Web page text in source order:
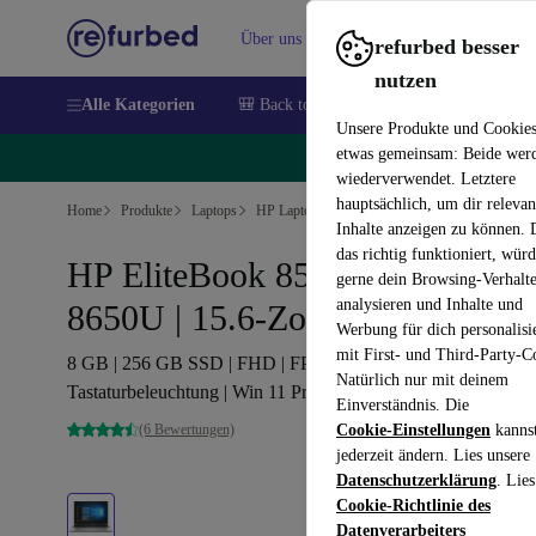
refurbed besser
nutzen
Unsere Produkte und
etwas gemeinsam: Beide
wiederverwendet. Letztere
hauptsächlich, um dir
Inhalte anzeigen zu können.
das richtig funktioniert,
gerne dein Browsing-
analysieren und Inhalte und
Werbung für dich
mit First- und Third-Party-
Natürlich nur mit deinem
Einverständnis. Die
Cookie-Einstellungen
jederzeit ändern. Lies unsere
Datenschutzerklärung.
Cookie-Richtlinie des
Datenverarbeiters
Über uns Verkaufen Hilfe
Alle Kategorien 🎒 Back to school
Home Produkte Laptops HP Laptops
HP EliteBook 850 G6 | i7-
8650U | 15.6-Zoll
8 GB | 256 GB SSD | FHD | FP | Webcam |
Tastaturbeleuchtung | Win 11 Pro | DE
(6 Bewertungen)